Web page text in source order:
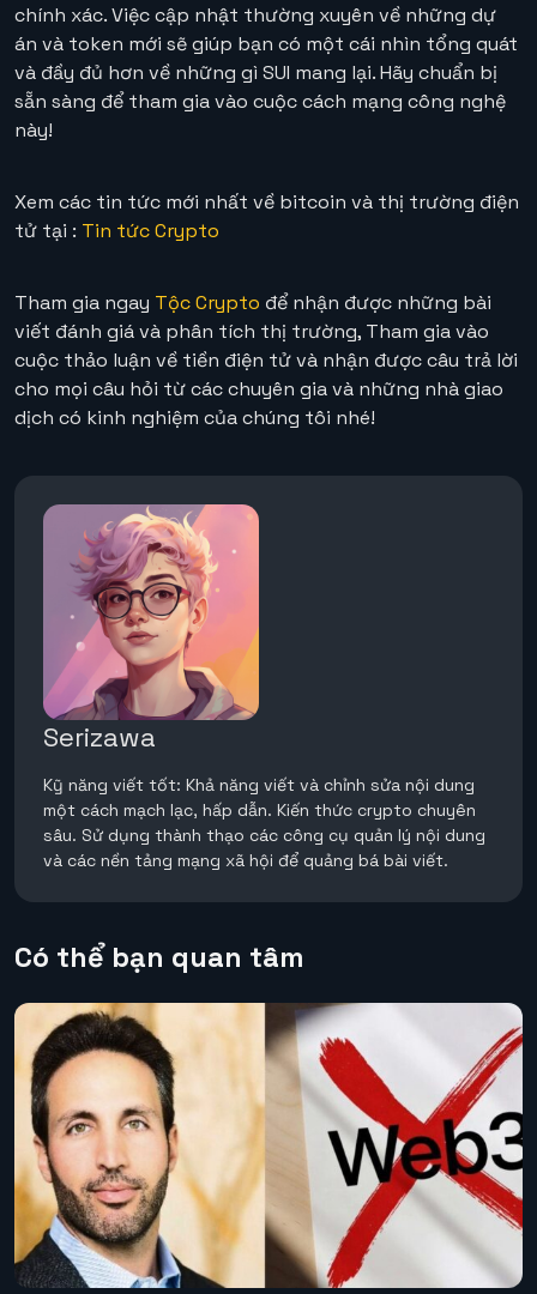
chính xác. Việc cập nhật thường xuyên về những dự
án và token mới sẽ giúp bạn có một cái nhìn tổng quát
và đầy đủ hơn về những gì SUI mang lại. Hãy chuẩn bị
sẵn sàng để tham gia vào cuộc cách mạng công nghệ
này!
Xem các tin tức mới nhất về bitcoin và thị trường điện
tử tại : Tin tức Crypto
Tham gia ngay Tộc Crypto để nhận được những bài
viết đánh giá và phân tích thị trường, Tham gia vào
cuộc thảo luận về tiền điện tử và nhận được câu trả lời
cho mọi câu hỏi từ các chuyên gia và những nhà giao
dịch có kinh nghiệm của chúng tôi nhé!
Serizawa
Kỹ năng viết tốt: Khả năng viết và chỉnh sửa nội dung
một cách mạch lạc, hấp dẫn. Kiến thức crypto chuyên
sâu. Sử dụng thành thạo các công cụ quản lý nội dung
và các nền tảng mạng xã hội để quảng bá bài viết.
Có thể bạn quan tâm